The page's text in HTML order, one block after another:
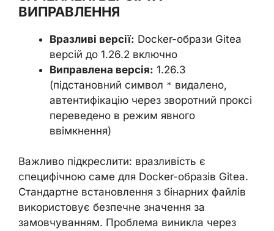
ВИПРАВЛЕННЯ
Вразливі версії: Docker-образи Gitea
версій до 1.26.2 включно
Виправлена версія: 1.26.3
(підстановний символ * видалено,
автентифікацію через зворотний проксі
переведено в режим явного
ввімкнення)
Важливо підкреслити: вразливість є
специфічною саме для Docker-образів Gitea.
Стандартне встановлення з бінарних файлів
використовує безпечне значення за
замовчуванням. Проблема виникла через